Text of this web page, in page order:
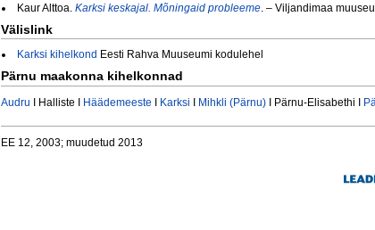
Kaur Alttoa. Karksi keskajal. Mõningaid probleeme . – Viljandimaa
Välislink
Karksi kihelkond Eesti Rahva Muuseumi kodulehel
Pärnu maakonna kihelkonnad
Audru I Halliste I Häädemeeste Karksi Mihkli (Pärnu) I Pärnu-Elisabethi I
EE 12, 2003; muudetud 2013